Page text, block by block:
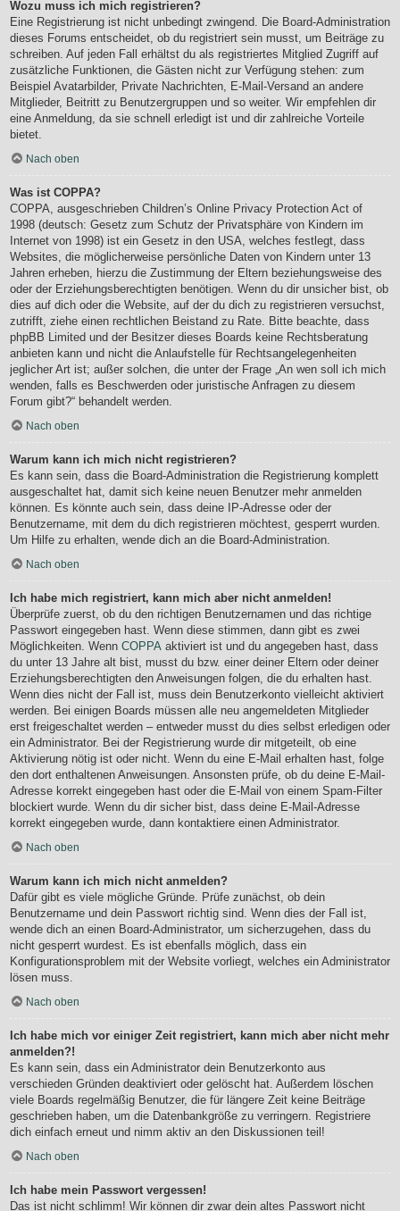
Wozu muss ich mich registrieren?
Eine Registrierung ist nicht unbedingt zwingend. Die Board-Administration
dieses Forums entscheidet, ob du registriert sein musst, um Beiträge zu
schreiben. Auf jeden Fall erhältst du als registriertes Mitglied Zugriff auf
zusätzliche Funktionen, die Gästen nicht zur Verfügung stehen: zum
Beispiel Avatarbilder, Private Nachrichten, E-Mail-Versand an andere
Mitglieder, Beitritt zu Benutzergruppen und so weiter. Wir empfehlen dir
eine Anmeldung, da sie schnell erledigt ist und dir zahlreiche Vorteile
bietet.
Nach oben
Was ist COPPA?
COPPA, ausgeschrieben Children’s Online Privacy Protection Act of
1998 (deutsch: Gesetz zum Schutz der Privatsphäre von Kindern im
Internet von 1998) ist ein Gesetz in den USA, welches festlegt, dass
Websites, die möglicherweise persönliche Daten von Kindern unter 13
Jahren erheben, hierzu die Zustimmung der Eltern beziehungsweise des
oder der Erziehungsberechtigten benötigen. Wenn du dir unsicher bist, ob
dies auf dich oder die Website, auf der du dich zu registrieren versuchst,
zutrifft, ziehe einen rechtlichen Beistand zu Rate. Bitte beachte, dass
phpBB Limited und der Besitzer dieses Boards keine Rechtsberatung
anbieten kann und nicht die Anlaufstelle für Rechtsangelegenheiten
jeglicher Art ist; außer solchen, die unter der Frage „An wen soll ich mich
wenden, falls es Beschwerden oder juristische Anfragen zu diesem
Forum gibt?“ behandelt werden.
Nach oben
Warum kann ich mich nicht registrieren?
Es kann sein, dass die Board-Administration die Registrierung komplett
ausgeschaltet hat, damit sich keine neuen Benutzer mehr anmelden
können. Es könnte auch sein, dass deine IP-Adresse oder der
Benutzername, mit dem du dich registrieren möchtest, gesperrt wurden.
Um Hilfe zu erhalten, wende dich an die Board-Administration.
Nach oben
Ich habe mich registriert, kann mich aber nicht anmelden!
Überprüfe zuerst, ob du den richtigen Benutzernamen und das richtige
Passwort eingegeben hast. Wenn diese stimmen, dann gibt es zwei
Möglichkeiten. Wenn COPPA aktiviert ist und du angegeben hast, dass
du unter 13 Jahre alt bist, musst du bzw. einer deiner Eltern oder deiner
Erziehungsberechtigten den Anweisungen folgen, die du erhalten hast.
Wenn dies nicht der Fall ist, muss dein Benutzerkonto vielleicht aktiviert
werden. Bei einigen Boards müssen alle neu angemeldeten Mitglieder
erst freigeschaltet werden – entweder musst du dies selbst erledigen oder
ein Administrator. Bei der Registrierung wurde dir mitgeteilt, ob eine
Aktivierung nötig ist oder nicht. Wenn du eine E-Mail erhalten hast, folge
den dort enthaltenen Anweisungen. Ansonsten prüfe, ob du deine E-Mail-
Adresse korrekt eingegeben hast oder die E-Mail von einem Spam-Filter
blockiert wurde. Wenn du dir sicher bist, dass deine E-Mail-Adresse
korrekt eingegeben wurde, dann kontaktiere einen Administrator.
Nach oben
Warum kann ich mich nicht anmelden?
Dafür gibt es viele mögliche Gründe. Prüfe zunächst, ob dein
Benutzername und dein Passwort richtig sind. Wenn dies der Fall ist,
wende dich an einen Board-Administrator, um sicherzugehen, dass du
nicht gesperrt wurdest. Es ist ebenfalls möglich, dass ein
Konfigurationsproblem mit der Website vorliegt, welches ein Administrator
lösen muss.
Nach oben
Ich habe mich vor einiger Zeit registriert, kann mich aber nicht mehr
anmelden?!
Es kann sein, dass ein Administrator dein Benutzerkonto aus
verschieden Gründen deaktiviert oder gelöscht hat. Außerdem löschen
viele Boards regelmäßig Benutzer, die für längere Zeit keine Beiträge
geschrieben haben, um die Datenbankgröße zu verringern. Registriere
dich einfach erneut und nimm aktiv an den Diskussionen teil!
Nach oben
Ich habe mein Passwort vergessen!
Das ist nicht schlimm! Wir können dir zwar dein altes Passwort nicht